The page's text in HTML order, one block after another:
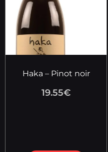
Haka – Pinot noir
19.55€